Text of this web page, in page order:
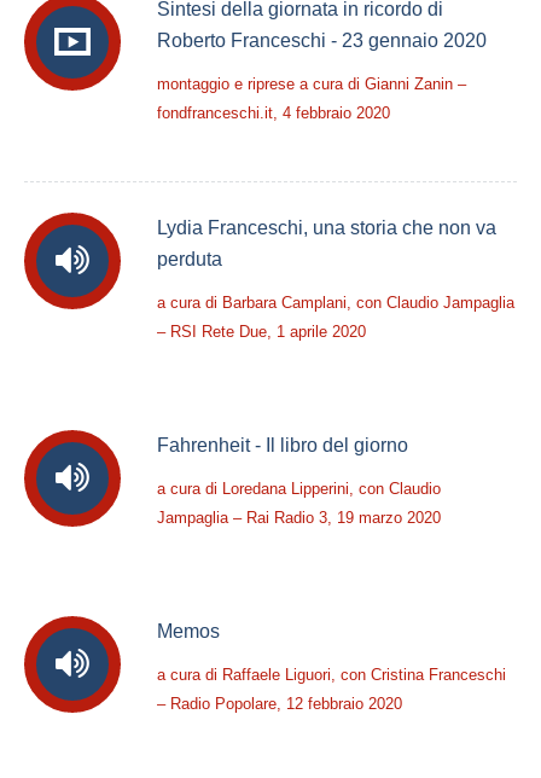
Sintesi della giornata in ricordo di
Roberto Franceschi - 23 gennaio 2020
montaggio e riprese a cura di Gianni Zanin –
fondfranceschi.it, 4 febbraio 2020
Lydia Franceschi, una storia che non va
perduta
a cura di Barbara Camplani, con Claudio Jampaglia
– RSI Rete Due, 1 aprile 2020
Fahrenheit - Il libro del giorno
a cura di Loredana Lipperini, con Claudio
Jampaglia – Rai Radio 3, 19 marzo 2020
Memos
a cura di Raffaele Liguori, con Cristina Franceschi
– Radio Popolare, 12 febbraio 2020